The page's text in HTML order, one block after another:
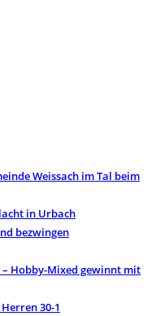
Weissach im Tal beim
in Urbach
bezwingen
Hobby-Mixed gewinnt mit
30-1